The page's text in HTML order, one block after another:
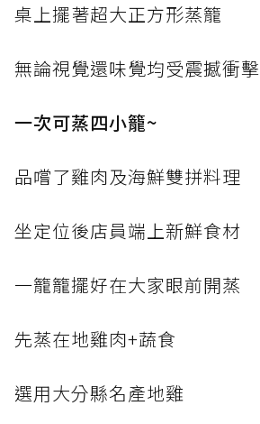
桌上擺著超大正方形蒸籠
無論視覺還味覺均受震撼衝擊
一次可蒸四小籠~
品嚐了雞肉及海鮮雙拼料理
坐定位後店員端上新鮮食材
一籠籠擺好在大家眼前開蒸
先蒸在地雞肉+蔬食
選用大分縣名產地雞